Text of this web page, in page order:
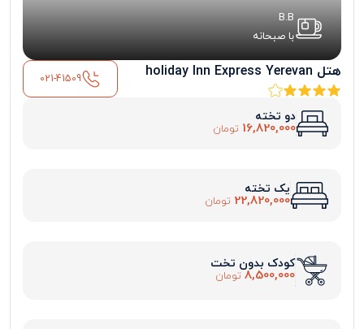
B.B
با صبحانه
هتل holiday Inn Express Yerevan 021-41509
دو تخته
16,820,000 تومان
یک تخته
22,820,000 تومان
کودک بدون تخت
8,500,000 تومان